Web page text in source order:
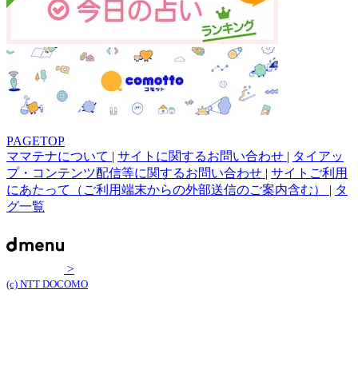
PAGETOP
ママテナについて | サイトに関するお問い合わせ | タイアッ
プ・コンテンツ配信等に関するお問い合わせ | サイトご利用
にあたって（ご利用端末からの外部送信のご案内含む） | タ
グ一覧
>
(c) NTT DOCOMO